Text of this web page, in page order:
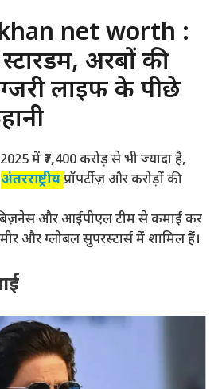
net worth :
अरबों की
लाइफ के पीछे
में ₹7,400 करोड़ से भी ज्यादा है,
अंतरराष्ट्रीयप्रॉपर्टीज़ और करोड़ों की
बिज़नेस और आईपीएल टीम से कमाई कर
और ग्लोबल सुपरस्टार्स में शामिल हैं।